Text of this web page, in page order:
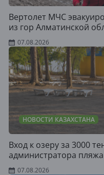
Вертолет МЧС
из гор Алматинской
07.08.2026
НОВОСТИ КАЗАХСТАНА
Вход к озеру за 3000
администратора пляжа
07.08.2026